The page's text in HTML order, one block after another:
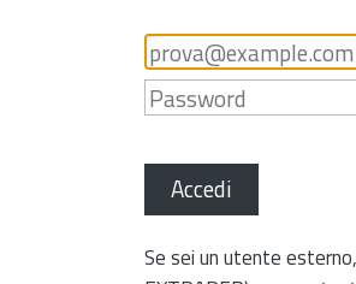
Accedi
Se sei un utente